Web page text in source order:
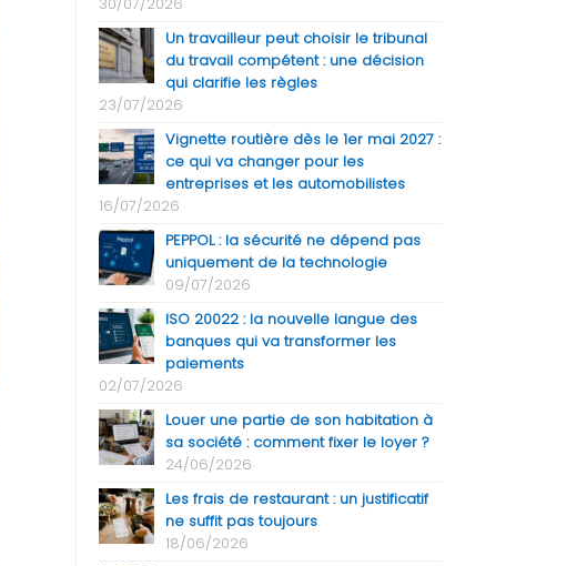
Un travailleur peut choisir le tribunal
du travail compétent : une décision
qui clarifie les règles
23/07/2026
Vignette routière dès le 1er mai 2027 :
ce qui va changer pour les
entreprises et les automobilistes
16/07/2026
PEPPOL : la sécurité ne dépend pas
uniquement de la technologie
09/07/2026
ISO 20022 : la nouvelle langue des
banques qui va transformer les
paiements
02/07/2026
Louer une partie de son habitation à
sa société : comment fixer le loyer ?
24/06/2026
Les frais de restaurant : un justificatif
ne suffit pas toujours
18/06/2026